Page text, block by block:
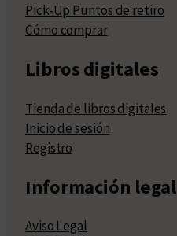
Pick-Up Puntos de retiro
Cómo comprar
Libros digitales
Tienda de libros digitales
Inicio de sesión
Registro
Información legal
Aviso Legal